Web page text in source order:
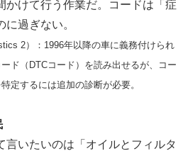
かけて行う作業だ。コードは「症
過ぎない。
2）：1996年以降の車に義務付けられ
ド（DTCコード）を読み出せるが、コー
定するには追加の診断が必要。
言いたいのは「オイルとフィルタ